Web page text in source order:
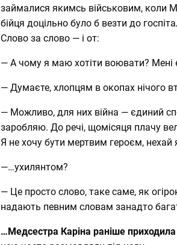
займалися якимсь військовим, коли
бійця доцільно було б везти до
Слово за слово — і от:
— А чому я маю хотіти воювати? Мені
— Думаєте, хлопцям в окопах нічого
— Можливо, для них війна — єдиний
заробляю. До речі, щомісяця плачу
Я не хочу бути мертвим героєм,
—…ухилянтом?
— Це просто слово, таке саме, як
надають певним словам занадто
…Медсестра Каріна раніше